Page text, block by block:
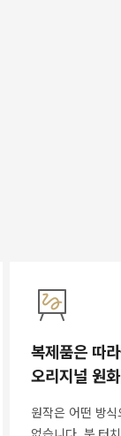
복제품은 따
오리지널 원
원작은 어떤 방